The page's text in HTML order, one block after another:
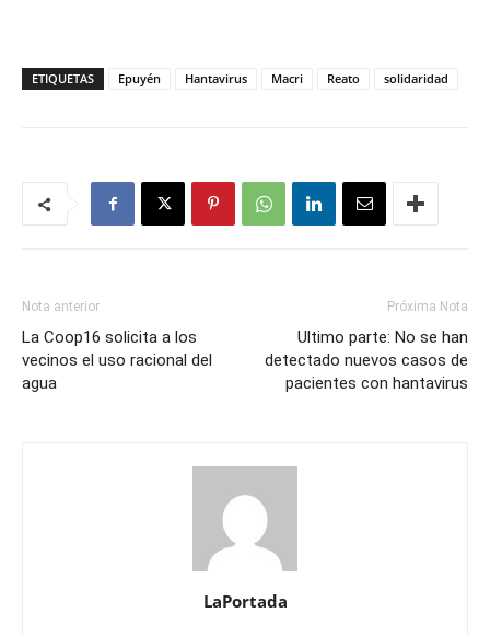
ETIQUETAS Epuyén Hantavirus Macri Reato solidaridad
Nota anterior
La Coop16 solicita a los
vecinos el uso racional del
agua
Próxima Nota
Ultimo parte: No se han
detectado nuevos casos de
pacientes con hantavirus
LaPortada